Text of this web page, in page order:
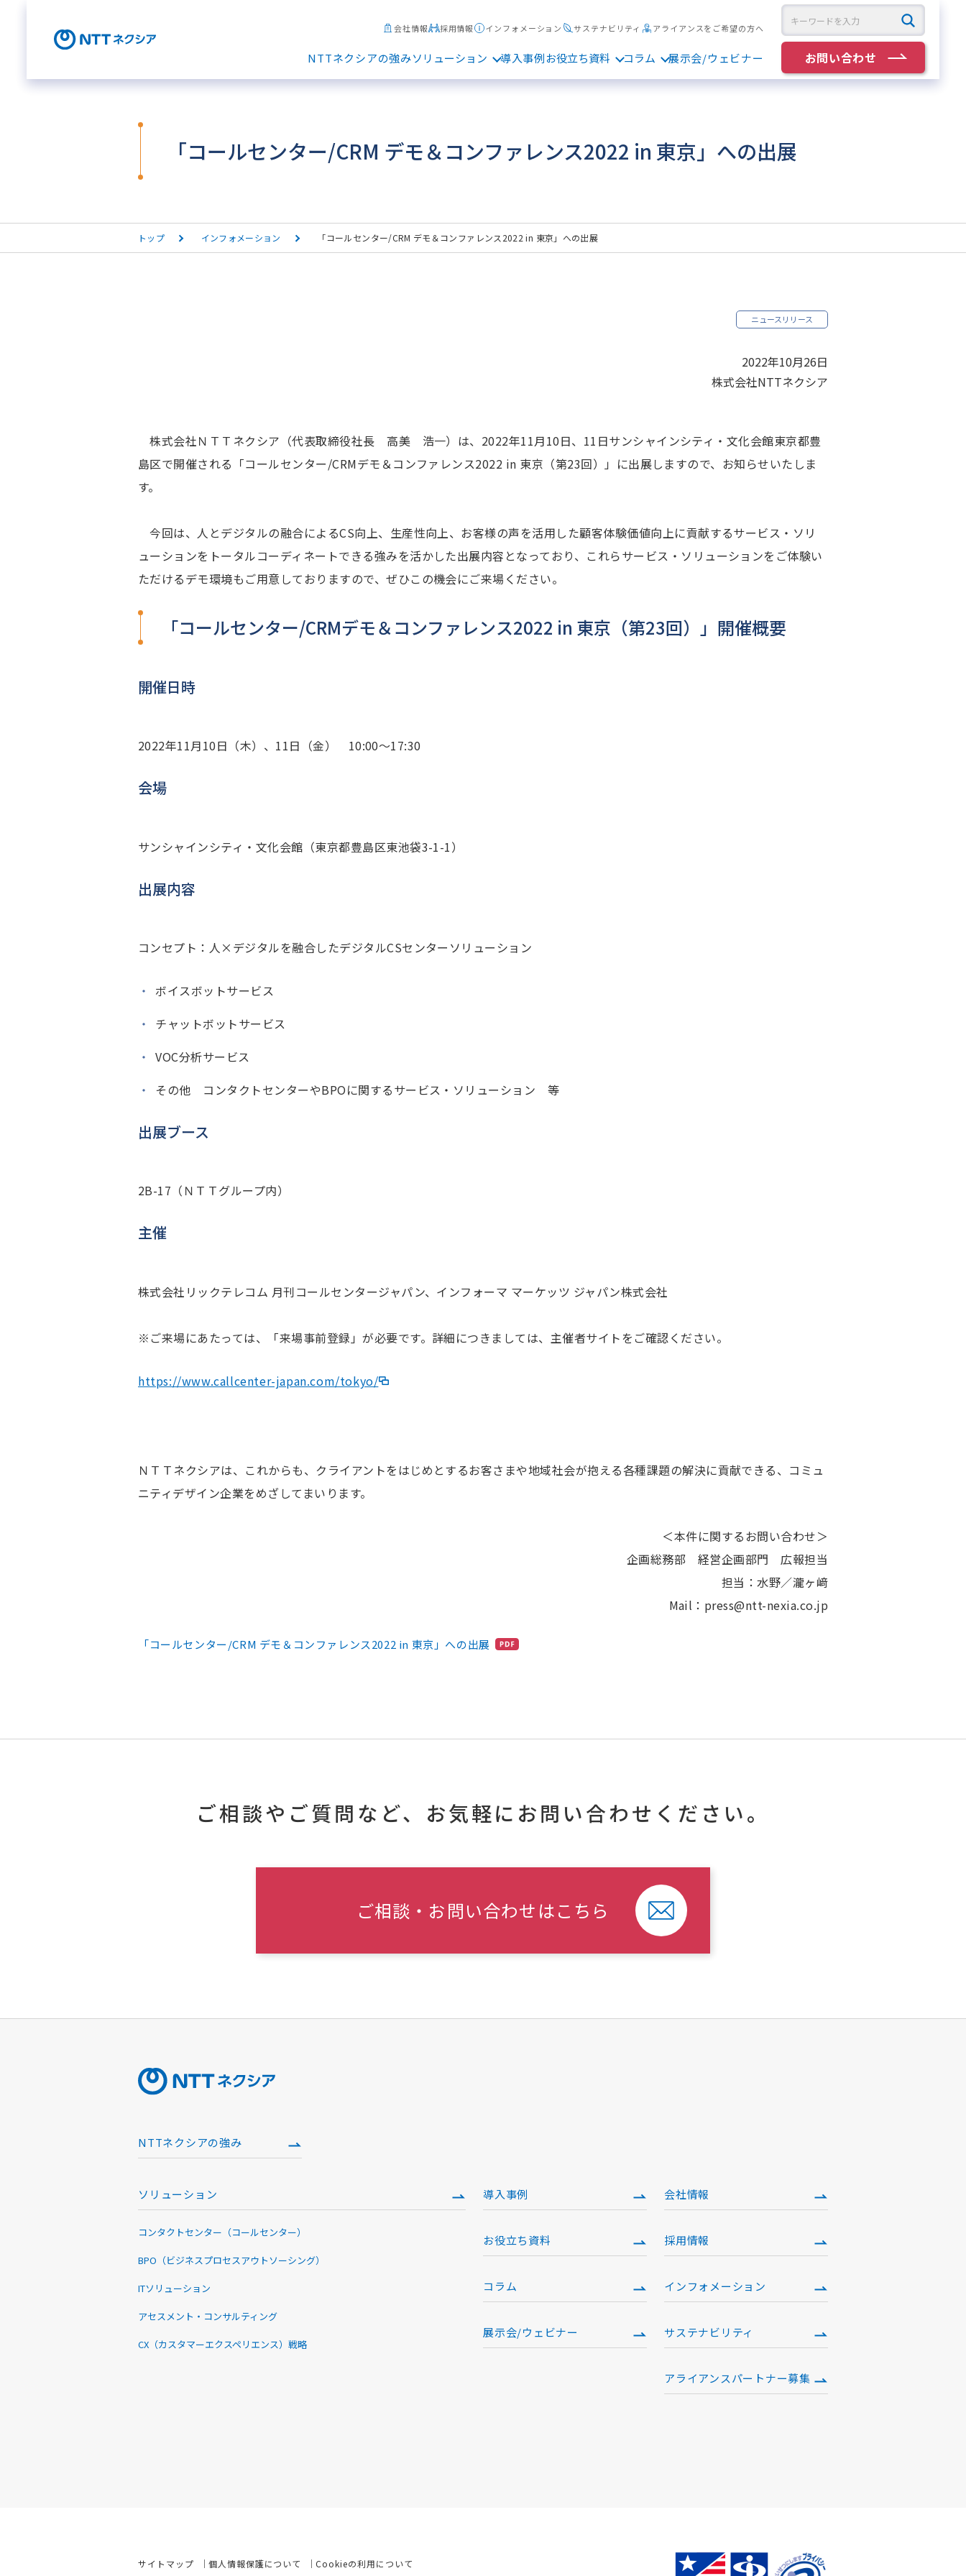
NTTネクシアの強みソリューション 導入事例お役立ち資料 コラム 展示会/ウェビナー
会社情報 採用情報 インフォメーション サステナビリティ アライアンスをご希望の方へ
お問い合わせ
「コールセンター/CRM デモ＆コンファレンス2022 in 東京」への出展
トップ インフォメーション 「コールセンター/CRM デモ＆コンファレンス2022 in 東京」への出展
ニュースリリース
2022年10月26日
株式会社NTTネクシア
株式会社ＮＴＴネクシア（代表取締役社長 高美 浩一）は、2022年11月10日、11日サンシャインシティ・文化会館東京都豊
島区で開催される「コールセンター/CRMデモ＆コンファレンス2022 in 東京（第23回）」に出展しますので、お知らせいたしま
す。
今回は、人とデジタルの融合によるCS向上、生産性向上、お客様の声を活用した顧客体験価値向上に貢献するサービス・ソリ
ューションをトータルコーディネートできる強みを活かした出展内容となっており、これらサービス・ソリューションをご体験い
ただけるデモ環境もご用意しておりますので、ぜひこの機会にご来場ください。
「コールセンター/CRMデモ＆コンファレンス2022 in 東京（第23回）」開催概要
開催日時
2022年11月10日（木）、11日（金） 10:00～17:30
会場
サンシャインシティ・文化会館（東京都豊島区東池袋3-1-1）
出展内容
コンセプト：人×デジタルを融合したデジタルCSセンターソリューション
ボイスボットサービス
チャットボットサービス
VOC分析サービス
その他 コンタクトセンターやBPOに関するサービス・ソリューション 等
出展ブース
2B-17（ＮＴＴグループ内）
主催
株式会社リックテレコム 月刊コールセンタージャパン、インフォーマ マーケッツ ジャパン株式会社
※ご来場にあたっては、「来場事前登録」が必要です。詳細につきましては、主催者サイトをご確認ください。
https://www.callcenter-japan.com/tokyo/
ＮＴＴネクシアは、これからも、クライアントをはじめとするお客さまや地域社会が抱える各種課題の解決に貢献できる、コミュ
ニティデザイン企業をめざしてまいります。
＜本件に関するお問い合わせ＞
企画総務部 経営企画部門 広報担当
担当：水野／瀧ヶ﨑
Mail：press@ntt-nexia.co.jp
「コールセンター/CRM デモ＆コンファレンス2022 in 東京」への出展
ご相談やご質問など、 お気軽にお問い合わせください。
ご相談・お問い合わせはこちら
NTTネクシアの強み
ソリューション
コンタクトセンター（コールセンター）
BPO（ビジネスプロセスアウトソーシング）
ITソリューション
アセスメント・コンサルティング
CX（カスタマーエクスペリエンス）戦略
導入事例
お役立ち資料
コラム
展示会/ウェビナー
会社情報
採用情報
インフォメーション
サステナビリティ
アライアンスパートナー募集
サイトマップ 個人情報保護について Cookieの利用について